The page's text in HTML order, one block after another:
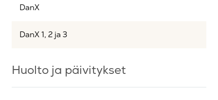
DanX
DanX 1, 2 ja 3
Huolto ja päivitykset